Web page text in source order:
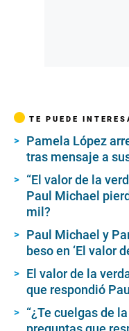
TE PUEDE
Pamela López
tras mensaje a
“El valor de la
Paul Michael
mil?
Paul Michael y
beso en ‘El valor
El valor de la
que respondió
“¿Te cuelgas de